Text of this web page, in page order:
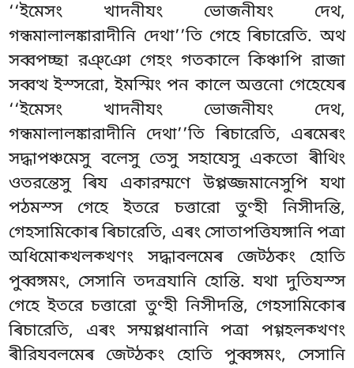
‘‘ইমেসং খাদনীযং ভোজনীযং দেথ,
গন্ধমালালঙ্কারাদীনি দেথা’’তি গেহে ৰিচারেতি. অথ
সব্বপচ্ছা রঞ্ঞো গেহং গতকালে কিঞ্চাপি রাজা
সব্বত্থ ইস্সরো, ইমস্মিং পন কালে অত্তনো গেহেযেৰ
‘‘ইমেসং খাদনীযং ভোজনীযং দেথ,
গন্ধমালালঙ্কারাদীনি দেথা’’তি ৰিচারেতি, এৰমেৰং
সদ্ধাপঞ্চমেসু বলেসু তেসু সহাযেসু একতো ৰীথিং
ওতরন্তেসু ৰিয একারম্মণে উপ্পজ্জমানেসুপি যথা
পঠমস্স গেহে ইতরে চত্তারো তুণ্হী নিসীদন্তি,
গেহসামিকোৰ ৰিচারেতি, এৰং সোতাপত্তিযঙ্গানি পত্ৰা
অধিমোক্খলক্খণং সদ্ধাবলমেৰ জেট্ঠকং হোতি
পুব্বঙ্গমং, সেসানি তদন্ৰযানি হোন্তি. যথা দুতিযস্স
গেহে ইতরে চত্তারো তুণ্হী নিসীদন্তি, গেহসামিকোৰ
ৰিচারেতি, এৰং সম্মপ্পধানানি পত্ৰা পগ্গহলক্খণং
ৰীরিযবলমেৰ জেট্ঠকং হোতি পুব্বঙ্গমং, সেসানি